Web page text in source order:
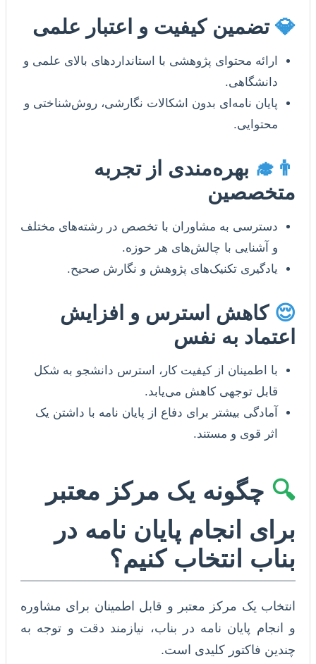
💎 تضمین کیفیت و اعتبار علمی
ارائه محتوای پژوهشی با استانداردهای بالای علمی و
دانشگاهی.
پایان نامه‌ای بدون اشکالات نگارشی، روش‌شناختی و
محتوایی.
👨‍🎓 بهره‌مندی از تجربه
متخصصین
دسترسی به مشاوران با تخصص در رشته‌های مختلف
و آشنایی با چالش‌های هر حوزه.
یادگیری تکنیک‌های پژوهش و نگارش صحیح.
😌 کاهش استرس و افزایش
اعتماد به نفس
با اطمینان از کیفیت کار، استرس دانشجو به شکل
قابل توجهی کاهش می‌یابد.
آمادگی بیشتر برای دفاع از پایان نامه با داشتن یک
اثر قوی و مستند.
🔍 چگونه یک مرکز معتبر
برای انجام پایان نامه در
بناب انتخاب کنیم؟
انتخاب یک مرکز معتبر و قابل اطمینان برای مشاوره
و انجام پایان نامه در بناب، نیازمند دقت و توجه به
چندین فاکتور کلیدی است.